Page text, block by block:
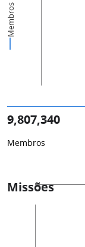
Membros
9,807,340
Membros
Missões